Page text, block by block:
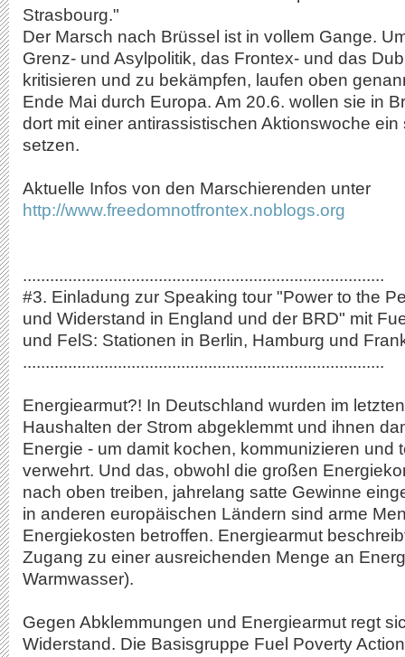
Strasbourg."
Der Marsch nach Brüssel ist in vollem Gange.
Grenz- und Asylpolitik, das Frontex- und das
kritisieren und zu bekämpfen, laufen oben
Ende Mai durch Europa. Am 20.6. wollen sie in
dort mit einer antirassistischen Aktionswoche
setzen.
Aktuelle Infos von den Marschierenden unter
http://www.freedomnotfrontex.noblogs.org
................................................................................
#3. Einladung zur Speaking tour "Power to the
und Widerstand in England und der BRD" mit
und FelS: Stationen in Berlin, Hamburg und
................................................................................
Energiearmut?! In Deutschland wurden im
Haushalten der Strom abgeklemmt und ihnen
Energie - um damit kochen, kommunizieren und
verwehrt. Und das, obwohl die großen
nach oben treiben, jahrelang satte Gewinne
in anderen europäischen Ländern sind arme
Energiekosten betroffen. Energiearmut
Zugang zu einer ausreichenden Menge an
Warmwasser).
Gegen Abklemmungen und Energiearmut regt
Widerstand. Die Basisgruppe Fuel Poverty